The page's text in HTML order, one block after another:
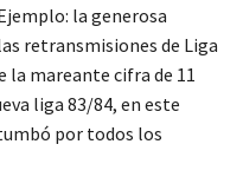
la generosa
retransmisiones de Liga
la mareante cifra de 11
liga 83/84, en este
por todos los